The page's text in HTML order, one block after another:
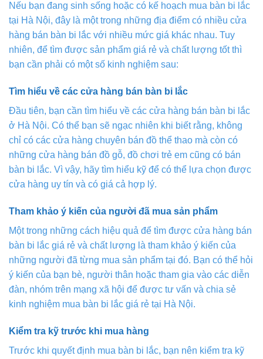
Nếu bạn đang sinh sống hoặc có kế hoạch mua bàn bi lắc
tại Hà Nội, đây là một trong những địa điểm có nhiều cửa
hàng bán bàn bi lắc với nhiều mức giá khác nhau. Tuy
nhiên, để tìm được sản phẩm giá rẻ và chất lượng tốt thì
bạn cần phải có một số kinh nghiệm sau:
Tìm hiểu về các cửa hàng bán bàn bi lắc
Đầu tiên, bạn cần tìm hiểu về các cửa hàng bán bàn bi lắc
ở Hà Nội. Có thể bạn sẽ ngạc nhiên khi biết rằng, không
chỉ có các cửa hàng chuyên bán đồ thể thao mà còn có
những cửa hàng bán đồ gỗ, đồ chơi trẻ em cũng có bán
bàn bi lắc. Vì vậy, hãy tìm hiểu kỹ để có thể lựa chọn được
cửa hàng uy tín và có giá cả hợp lý.
Tham khảo ý kiến của người đã mua sản phẩm
Một trong những cách hiệu quả để tìm được cửa hàng bán
bàn bi lắc giá rẻ và chất lượng là tham khảo ý kiến của
những người đã từng mua sản phẩm tại đó. Bạn có thể hỏi
ý kiến của bạn bè, người thân hoặc tham gia vào các diễn
đàn, nhóm trên mạng xã hội để được tư vấn và chia sẻ
kinh nghiệm mua bàn bi lắc giá rẻ tại Hà Nội.
Kiểm tra kỹ trước khi mua hàng
Trước khi quyết định mua bàn bi lắc, bạn nên kiểm tra kỹ